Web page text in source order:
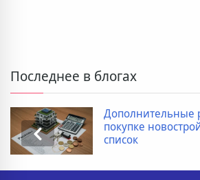
Последнее в блогах
Дополнительные
покупке
список